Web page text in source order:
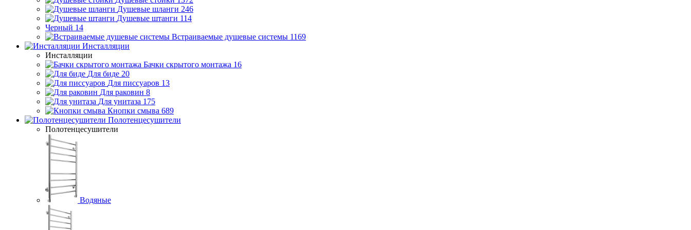
Душевые шланги 246
Душевые штанги 114
Черный 14
Встраиваемые душевые системы 1169
Инсталляции
Инсталляции
Бачки скрытого монтажа 16
Для биде 20
Для писсуаров 13
Для раковин 8
Для унитаза 175
Кнопки смыва 689
Полотенцесушители
Полотенцесушители
Водяные